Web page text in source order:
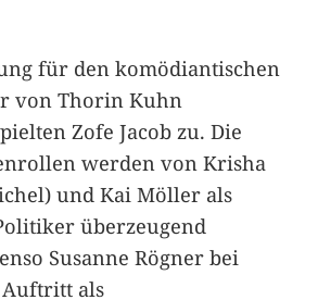
für den komödiantischen
von Thorin Kuhn
Zofe Jacob zu. Die
werden von Krisha
und Kai Möller als
überzeugend
Susanne Rögner bei
als